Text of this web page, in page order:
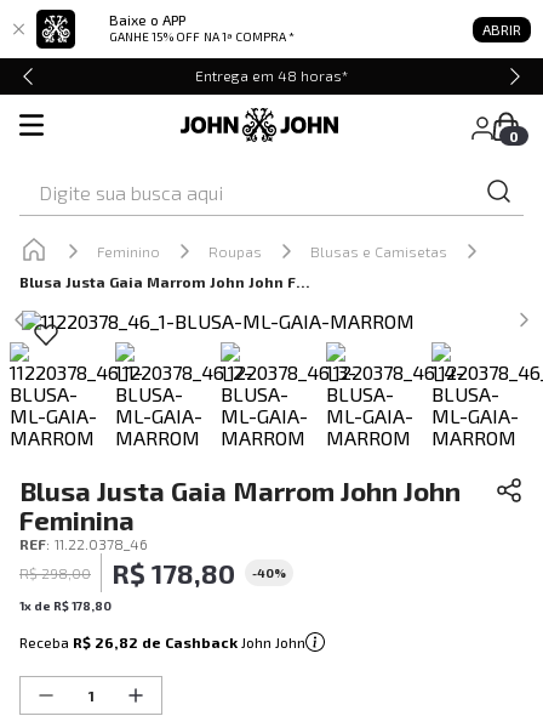
Baixe o APP
GANHE 15% OFF NA 1ª COMPRA * ABRIR
Entrega em 48 horas*
0
Feminino Roupas
Blusas e Camisetas
Blusa Justa Gaia Marrom John John Feminina
Blusa Justa Gaia Marrom John John
Feminina
REF: 11.22.0378_46
R$ 298,00 R$ 178,80 -40%
1x de R$178 80
Receba R$ 26,82 de Cashback John John